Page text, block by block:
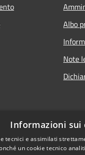
Albo
Note
Informazioni sui
tecnici e assimilati
un cookie tecnico